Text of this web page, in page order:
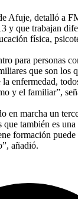
Afuje, detalló a
y que trabajan
física,
para personas
que son los
enfermedad,
y el familiar”,
en marcha un
también es
formación
añadió.